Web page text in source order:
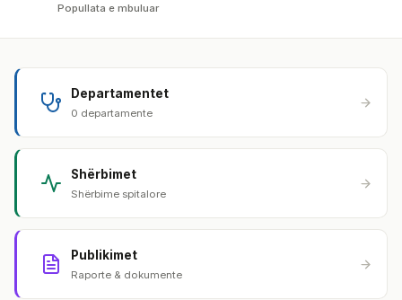
Popullata e mbuluar
Departamentet
0 departamente
Shërbimet
Shërbime spitalore
Publikimet
Raporte & dokumente